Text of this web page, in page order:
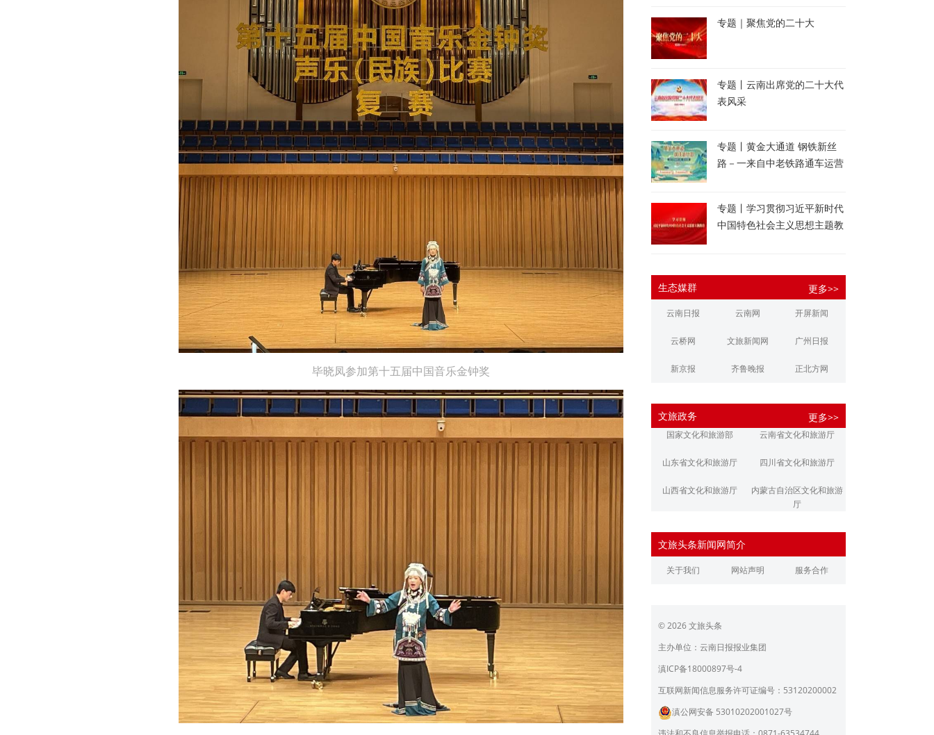
毕晓凤参加第十五届中国音乐金钟奖
专题｜聚焦党的二十大
专题丨云南出席党的二十大代
表风采
专题丨黄金大通道 钢铁新丝
路－一来自中老铁路通车运营
专题丨学习贯彻习近平新时代
中国特色社会主义思想主题教
生态媒群 更多>>
云南日报 云南网 开屏新闻
云桥网 文旅新闻网 广州日报
新京报 齐鲁晚报 正北方网
江南都市报 潇湘晨报
文旅政务 更多>>
国家文化和旅游部 云南省文化和旅游厅
山东省文化和旅游厅 四川省文化和旅游厅
山西省文化和旅游厅
内蒙古自治区文化和旅游
厅
浙江省文化和旅游厅
江西省文化和旅游厅 河南省文化和旅游厅
广东省文化和旅游厅
育厅
陕西省文化和旅游厅 甘肃省文化和旅游厅
青海省文化和旅游厅
宁夏回族自治区文化和旅
文旅头条新闻网简介
关于我们 网站声明 服务合作
© 2026 文旅头条
主办单位：云南日报报业集团
滇ICP备18000897号-4
互联网新闻信息服务许可证编号：53120200002
滇公网安备 53010202001027号